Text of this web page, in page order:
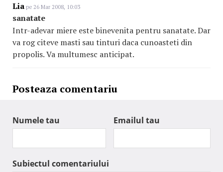
Lia pe 26 Mar 2008, 10:03
sanatate
Intr-adevar miere este binevenita pentru sanatate. Dar
va rog citeve masti sau tinturi daca cunoasteti din
propolis. Va multumesc anticipat.
Posteaza comentariu
Numele tau Emailul tau
Subiectul comentariului